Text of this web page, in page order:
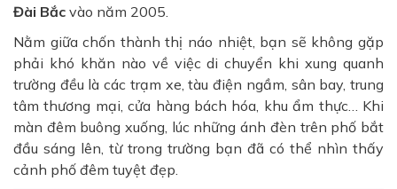
Đài Bắc vào năm 2005.
Nằm giữa chốn thành thị náo nhiệt, bạn sẽ không gặp
phải khó khăn nào về việc di chuyển khi xung quanh
trường đều là các trạm xe, tàu điện ngầm, sân bay, trung
tâm thương mại, cửa hàng bách hóa, khu ẩm thực… Khi
màn đêm buông xuống, lúc những ánh đèn trên phố bắt
đầu sáng lên, từ trong trường bạn đã có thể nhìn thấy
cảnh phố đêm tuyệt đẹp.